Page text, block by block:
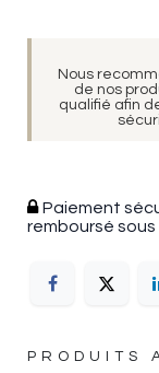
Nous
de nos
qualifié afin
Paiement
remboursé sous
PRODUITS